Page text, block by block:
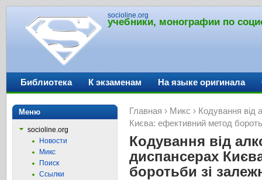
socioline.org
учебники, монографии по
Главная › Микс › Кодування від
Києва: ефективний метод
Кодування від
диспансерах
боротьби зі
Библиотека К экзаменам На языке оригинала
Меню
socioline.org
Новости
Микс
Поиск
Ссылки